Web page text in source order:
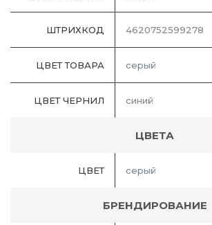
ШТРИХКОД 4620752599278
ЦВЕТ ТОВАРА серый
ЦВЕТ ЧЕРНИЛ синий
ЦВЕТА
ЦВЕТ серый
БРЕНДИРОВАНИЕ